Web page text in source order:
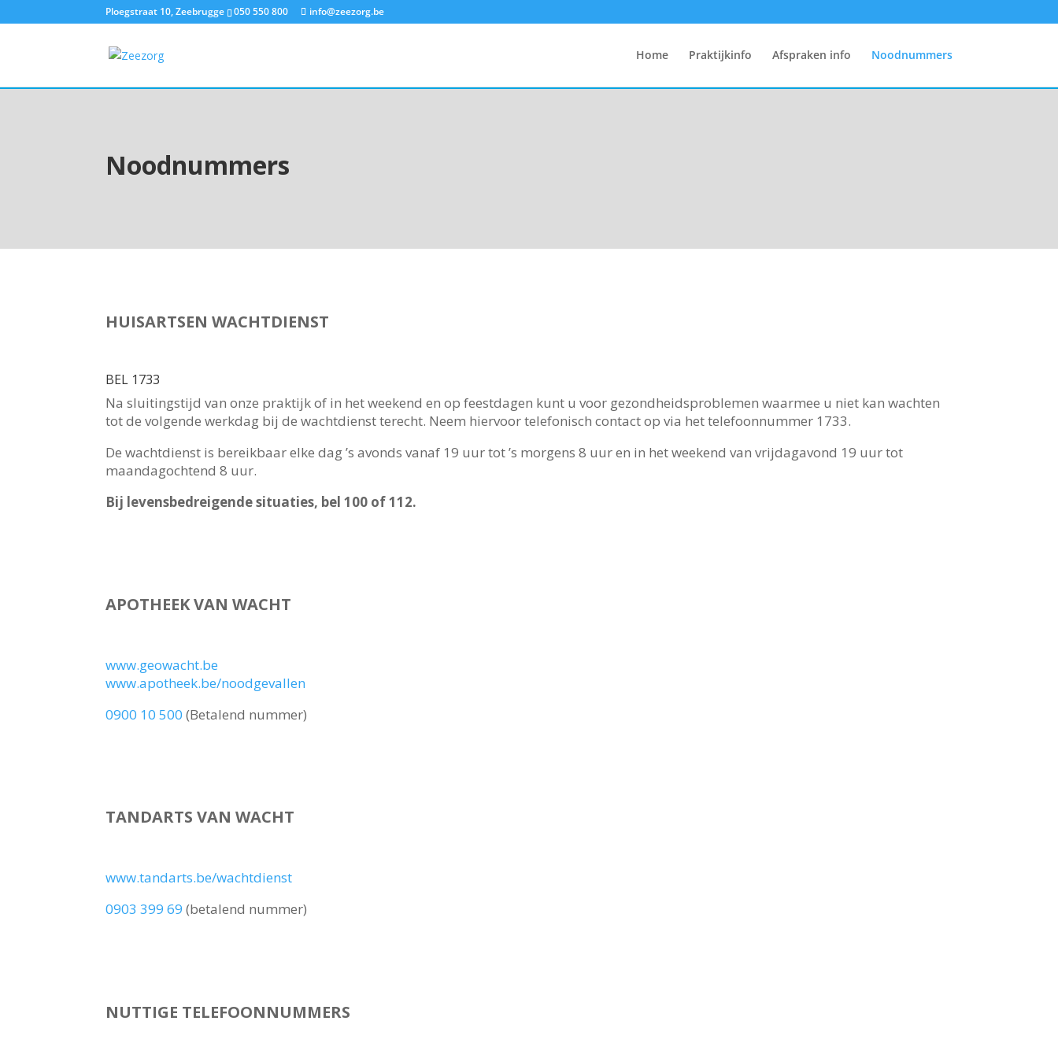
Ploegstraat 10, Zeebrugge 050 550 800 info@zeezorg.be
Home Praktijkinfo Afspraken info Noodnummers
Noodnummers
HUISARTSEN WACHTDIENST
BEL 1733
Na sluitingstijd van onze praktijk of in het weekend en op feestdagen kunt u voor gezondheidsproblemen waarmee u niet kan wachten
tot de volgende werkdag bij de wachtdienst terecht. Neem hiervoor telefonisch contact op via het telefoonnummer 1733.
De wachtdienst is bereikbaar elke dag ’s avonds vanaf 19 uur tot ’s morgens 8 uur en in het weekend van vrijdagavond 19 uur tot
maandagochtend 8 uur.
Bij levensbedreigende situaties, bel 100 of 112.
APOTHEEK VAN WACHT
www.geowacht.be
www.apotheek.be/noodgevallen
0900 10 500 (Betalend nummer)
TANDARTS VAN WACHT
www.tandarts.be/wachtdienst
0903 399 69 (betalend nummer)
NUTTIGE TELEFOONNUMMERS